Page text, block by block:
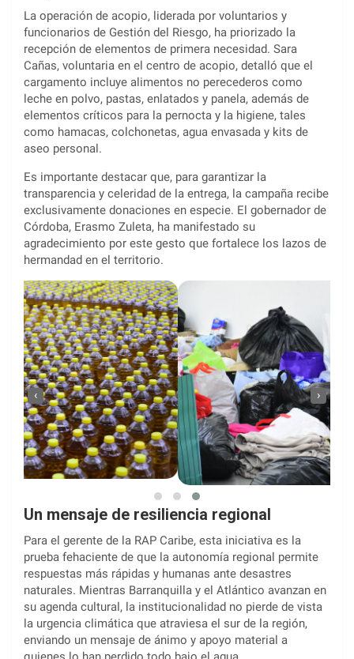
La operación de acopio, liderada por voluntarios y
funcionarios de Gestión del Riesgo, ha priorizado la
recepción de elementos de primera necesidad. Sara
Cañas, voluntaria en el centro de acopio, detalló que el
cargamento incluye alimentos no perecederos como
leche en polvo, pastas, enlatados y panela, además de
elementos críticos para la pernocta y la higiene, tales
como hamacas, colchonetas, agua envasada y kits de
aseo personal.
Es importante destacar que, para garantizar la
transparencia y celeridad de la entrega, la campaña recibe
exclusivamente donaciones en especie. El gobernador de
Córdoba, Erasmo Zuleta, ha manifestado su
agradecimiento por este gesto que fortalece los lazos de
hermandad en el territorio.
‹ ›
Un mensaje de resiliencia regional
Para el gerente de la RAP Caribe, esta iniciativa es la
prueba fehaciente de que la autonomía regional permite
respuestas más rápidas y humanas ante desastres
naturales. Mientras Barranquilla y el Atlántico avanzan en
su agenda cultural, la institucionalidad no pierde de vista
la urgencia climática que atraviesa el sur de la región,
enviando un mensaje de ánimo y apoyo material a